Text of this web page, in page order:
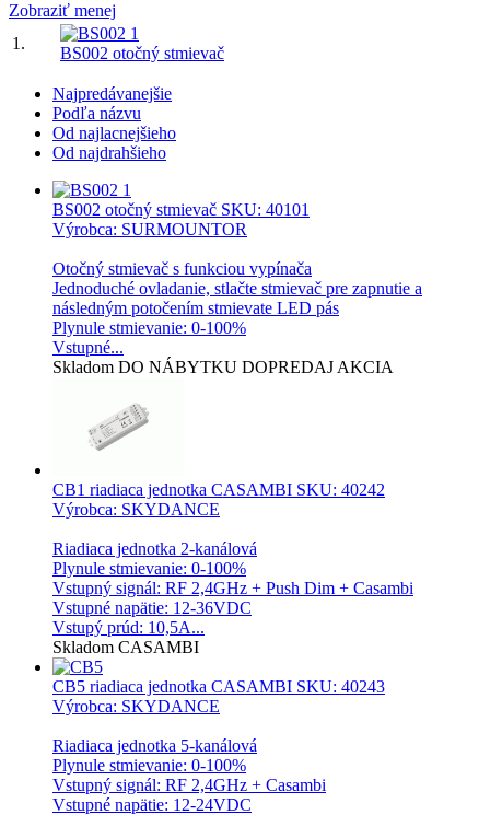
Zobraziť menej
1.
BS002 otočný stmievač
Najpredávanejšie
Podľa názvu
Od najlacnejšieho
Od najdrahšieho
BS002 otočný stmievač SKU: 40101
Výrobca: SURMOUNTOR
Otočný stmievač s funkciou vypínača
Jednoduché ovladanie, stlačte stmievač pre zapnutie a
následným potočením stmievate LED pás
Plynule stmievanie: 0-100%
Vstupné...
Skladom DO NÁBYTKU DOPREDAJ AKCIA
CB1 riadiaca jednotka CASAMBI SKU: 40242
Výrobca: SKYDANCE
Riadiaca jednotka 2-kanálová
Plynule stmievanie: 0-100%
Vstupný signál: RF 2,4GHz + Push Dim + Casambi
Vstupné napätie: 12-36VDC
Vstupý prúd: 10,5A...
Skladom CASAMBI
CB5 riadiaca jednotka CASAMBI SKU: 40243
Výrobca: SKYDANCE
Riadiaca jednotka 5-kanálová
Plynule stmievanie: 0-100%
Vstupný signál: RF 2,4GHz + Casambi
Vstupné napätie: 12-24VDC